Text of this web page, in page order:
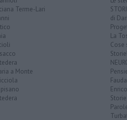
Terme-Lari
a Monte
di
La
Cose